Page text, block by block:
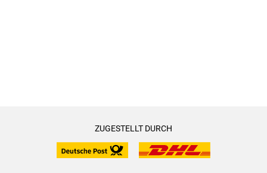
ZUGESTELLT DURCH